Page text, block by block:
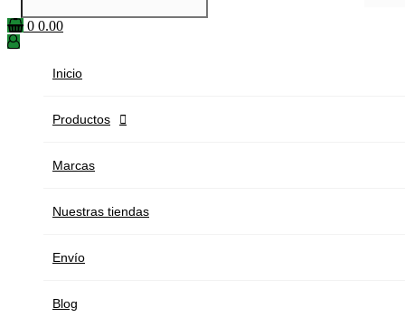
0 0.00
Inicio
Productos 
Marcas
Nuestras tiendas
Envío
Blog